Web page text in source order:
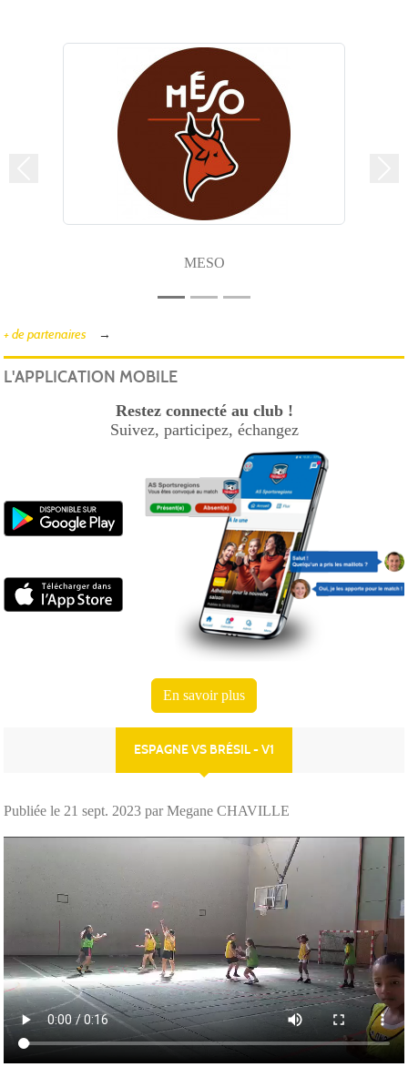
ESPAGNE VS BRÉSIL - V1
Publiée le 21 sept. 2023 par Megane CHAVILLE
MESO
+ de partenaires
L'APPLICATION MOBILE
Restez connecté au club !
Suivez, participez, échangez
En savoir plus